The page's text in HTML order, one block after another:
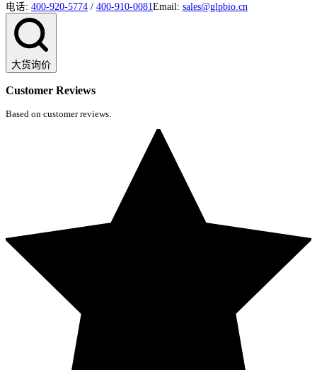
电话: 400-920-5774 / 400-910-0081 Email: sales@glpbio.cn
大货询价
Customer Reviews
Based on customer reviews.